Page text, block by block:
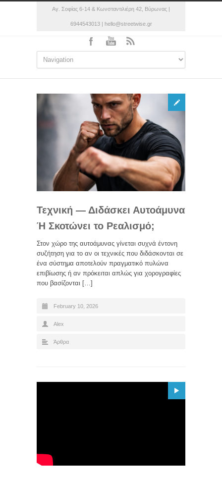
Αγ. Σοφίας 6-14 & Κωνσταντιλιέρη 42, Βύρωνας |
6944543013 | hello@streetwise.gr
Τεχνική — Διδάσκει Αυτοάμυνα
Ή Σκοτώνει το Ρεαλισμό;
Στον χώρο της αυτοάμυνας γίνεται συχνά έντονη
συζήτηση για το αν οι τεχνικές που διδάσκονται σε
ένα σύστημα αποτελούν πραγματικό πυλώνα
επιβίωσης ή αν πρόκειται απλώς για χορογραφίες
που βασίζονται […]
February 10, 2026
Alex
Άρθρα